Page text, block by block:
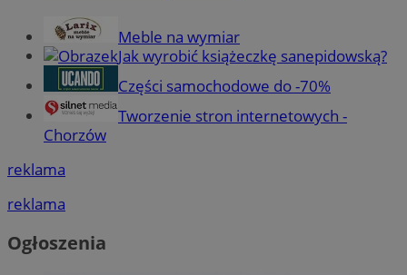
Meble na wymiar
Jak wyrobić książeczkę sanepidowską?
Części samochodowe do -70%
Tworzenie stron internetowych -
Chorzów
reklama
reklama
Ogłoszenia